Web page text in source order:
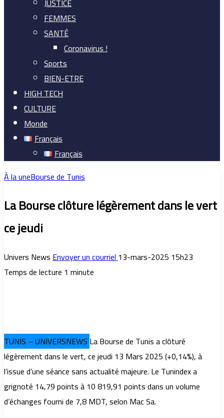
JUSTICE
FEMMES
SANTÉ
Coronavirus !
Sports
BIEN-ETRE
HIGH TECH
CULTURE
Monde
Français
Français
À la uneBourse de Tunis
La Bourse clôture légèrement dans le vert
ce jeudi
Univers NewsEnvoyer un courriel13-mars-2025 15h23
Temps de lecture 1 minute
TUNIS – UNIVERSNEWS La Bourse de Tunis a clôturé
légèrement dans le vert, ce jeudi 13 Mars 2025 (+0,14%), à
l’issue d’une séance sans actualité majeure. Le Tunindex a
grignoté 14,79 points à 10 819,91 points dans un volume
d’échanges fourni de 7,8 MDT, selon Mac Sa.